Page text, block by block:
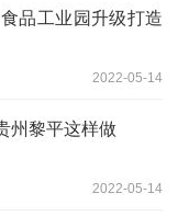
品工业园升级打造
2022-05-14
州黎平这样做
2022-05-14